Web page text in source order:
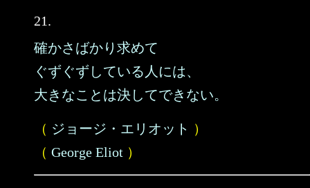
21.
確かさばかり求めて
ぐずぐずしている人には、
大きなことは決してできない。
（ ジョージ・エリオット ）
（ George Eliot ）